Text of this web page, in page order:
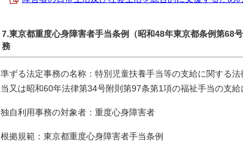
7.東京都重度心身障害者手当条例（昭和48年東京都条例第68
務
準ずる法定事務の名称：特別児童扶養手当等の支給に関する
当又は昭和60年法律第34号附則第97条第1項の福祉手当の支給
独自利用事務の対象者：重度心身障害者
根拠規範：東京都重度心身障害者手当条例